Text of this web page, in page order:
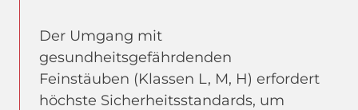
Der Umgang mit
gesundheitsgefährdenden
Feinstäuben (Klassen L, M, H) erfordert
höchste Sicherheitsstandards, um